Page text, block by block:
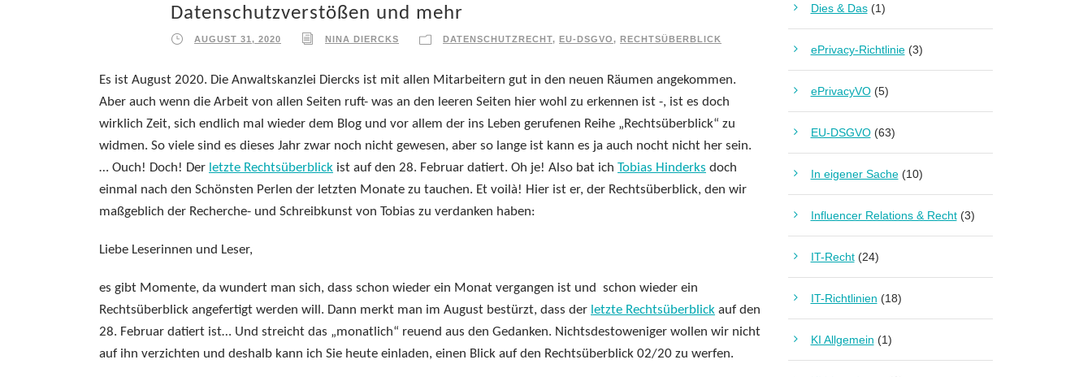
Datenschutzverstößen und mehr
AUGUST 31, 2020 NINA DIERCKS DATENSCHUTZRECHT, EU-DSGVO, RECHTSÜBERBLICK
Es ist August 2020. Die Anwaltskanzlei Diercks ist mit allen Mitarbeitern gut in den neuen Räumen angekommen.
Aber auch wenn die Arbeit von allen Seiten ruft- was an den leeren Seiten hier wohl zu erkennen ist -, ist es doch
wirklich Zeit, sich endlich mal wieder dem Blog und vor allem der ins Leben gerufenen Reihe „Rechtsüberblick“ zu
widmen. So viele sind es dieses Jahr zwar noch nicht gewesen, aber so lange ist kann es ja auch nocht nicht her sein.
… Ouch! Doch! Der letzte Rechtsüberblick ist auf den 28. Februar datiert. Oh je! Also bat ich Tobias Hinderks doch
einmal nach den Schönsten Perlen der letzten Monate zu tauchen. Et voilà! Hier ist er, der Rechtsüberblick, den wir
maßgeblich der Recherche- und Schreibkunst von Tobias zu verdanken haben:
Liebe Leserinnen und Leser,
es gibt Momente, da wundert man sich, dass schon wieder ein Monat vergangen ist und schon wieder ein
Rechtsüberblick angefertigt werden will. Dann merkt man im August bestürzt, dass der letzte Rechtsüberblick auf den
28. Februar datiert ist… Und streicht das „monatlich“ reuend aus den Gedanken. Nichtsdestoweniger wollen wir nicht
auf ihn verzichten und deshalb kann ich Sie heute einladen, einen Blick auf den Rechtsüberblick 02/20 zu werfen.
Dies & Das(1)
ePrivacy-Richtlinie(3)
ePrivacyVO(5)
EU-DSGVO(63)
In eigener Sache(10)
Influencer Relations & Recht(3)
IT-Recht(24)
IT-Richtlinien (18)
KI Allgemein (1)